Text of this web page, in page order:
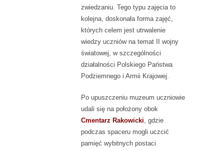
zwiedzaniu. Tego typu zajęcia to
kolejna, doskonała forma zajęć,
których celem jest utrwalenie
wiedzy uczniów na temat II wojny
światowej, w szczególności
działalności Polskiego Państwa
Podziemnego i Armii Krajowej.
Po upuszczeniu muzeum uczniowie
udali się na położony obok
Cmentarz Rakowicki, gdzie
podczas spaceru mogli uczcić
pamięć wybitnych postaci